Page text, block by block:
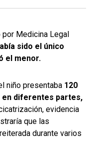
Medicina Legal
sido el único
el menor.
niño presentaba 120
en diferentes partes,
evidencia
que las
durante varios